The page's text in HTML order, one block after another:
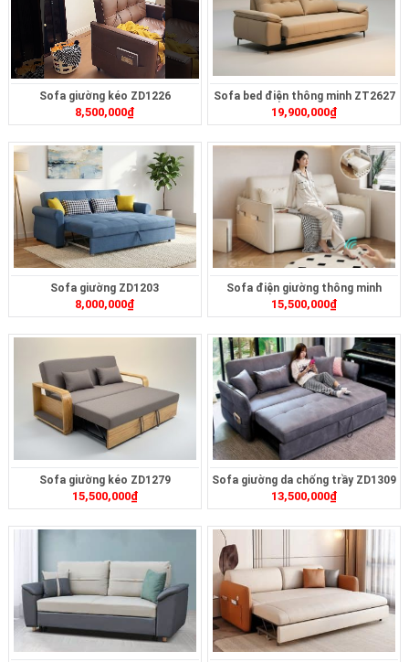
Sofa giường kéo ZD1226
8,500,000₫
Sofa bed điện thông minh ZT2627
19,900,000₫
Sofa giường ZD1203
8,000,000₫
Sofa điện giường thông minh
ZD399
15,500,000₫
Sofa giường kéo ZD1279
15,500,000₫
Sofa giường da chống trầy ZD1309
13,500,000₫